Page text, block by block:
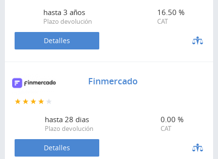
hasta3 años
Plazo devolución
16.50 %
CAT
Detalles
Finmercado
hasta 28 dias
Plazo devolución
0.00 %
CAT
Detalles